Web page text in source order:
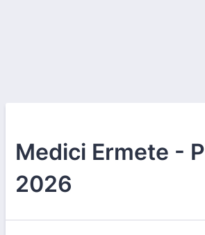
Medici Ermete -
2026